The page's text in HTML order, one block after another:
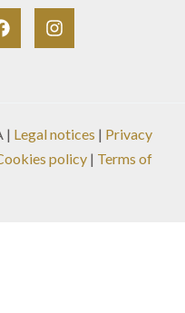
| Legal notices | Privacy
policy | Terms of